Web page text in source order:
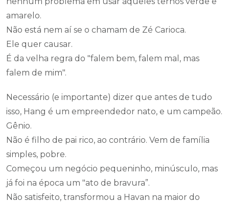
amarelo.
Não está nem aí se o chamam de Zé Carioca.
Ele quer causar.
É da velha regra do "falem bem, falem mal, mas
falem de mim".
Necessário (e importante) dizer que antes de tudo
isso, Hang é um empreendedor nato, e um campeão.
Gênio.
Não é filho de pai rico, ao contrário. Vem de família
simples, pobre.
Começou um negócio pequeninho, minúsculo, mas
já foi na época um "ato de bravura”.
Não satisfeito, transformou a Havan na maior do